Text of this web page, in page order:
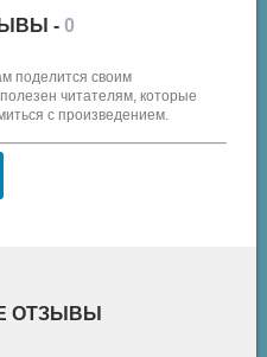
- 0
поделится своим
читателям, которые
с произведением.
ОТЗЫВЫ